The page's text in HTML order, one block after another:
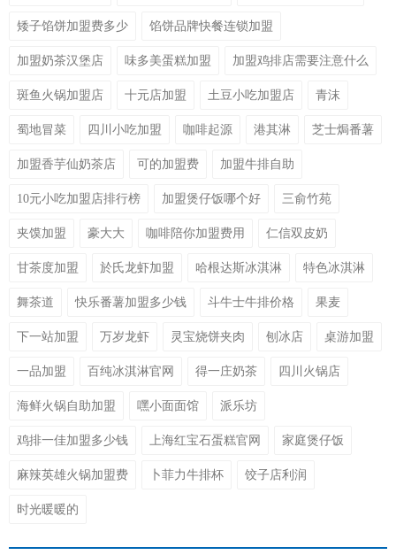
矮子馅饼加盟费多少 馅饼品牌快餐连锁加盟
加盟奶茶汉堡店 味多美蛋糕加盟 加盟鸡排店需要注意什么
斑鱼火锅加盟店 十元店加盟 土豆小吃加盟店 青沫
蜀地冒菜 四川小吃加盟 咖啡起源 港其淋 芝士焗番薯
加盟香芋仙奶茶店 可的加盟费 加盟牛排自助
10元小吃加盟店排行榜 加盟煲仔饭哪个好 三俞竹苑
夹馍加盟 豪大大 咖啡陪你加盟费用 仁信双皮奶
甘茶度加盟 於氏龙虾加盟 哈根达斯冰淇淋 特色冰淇淋
舞茶道 快乐番薯加盟多少钱 斗牛士牛排价格 果麦
下一站加盟 万岁龙虾 灵宝烧饼夹肉 刨冰店 桌游加盟
一品加盟 百纯冰淇淋官网 得一庄奶茶 四川火锅店
海鲜火锅自助加盟 嘿小面面馆 派乐坊
鸡排一佳加盟多少钱 上海红宝石蛋糕官网 家庭煲仔饭
麻辣英雄火锅加盟费 卜菲力牛排杯 饺子店利润
时光暖暖的